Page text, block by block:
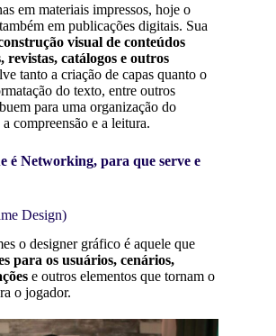
em materiais impressos, hoje o
em publicações digitais. Sua
visual de conteúdos
catálogos e outros
tanto a criação de capas quanto o
do texto, entre outros
para uma organização do
compreensão e a leitura.
é Networking, para que serve e
Design)
o designer gráfico é aquele que
para os usuários, cenários,
e outros elementos que tornam o
o jogador.